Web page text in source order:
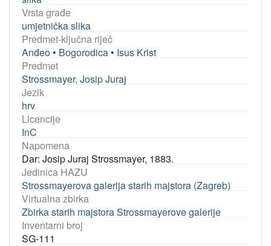
Vrsta građe
umjetnička slika
Predmet-ključna riječ
Anđeo • Bogorodica • Isus Krist
Predmet
Strossmayer, Josip Juraj
Jezik
hrv
Licencije
InC
Napomena
Dar: Josip Juraj Strossmayer, 1883.
Jedinica HAZU
Strossmayerova galerija starih majstora (Zagreb)
Virtualna zbirka
Zbirka starih majstora Strossmayerove galerije
Inventarni broj
SG-111